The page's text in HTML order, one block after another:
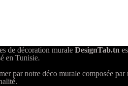
de décoration murale DesignTab.tn
en Tunisie.
par notre déco murale composée par